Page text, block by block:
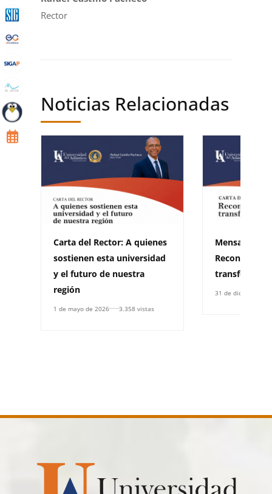
Rector
Noticias Relacionadas
Carta del Rector: A quienes
sostienen esta universidad
y el futuro de nuestra
región
1 de mayo de 2026 3.358 vistas
Mensaje de
Reconocer
transformar
31 de diciembre